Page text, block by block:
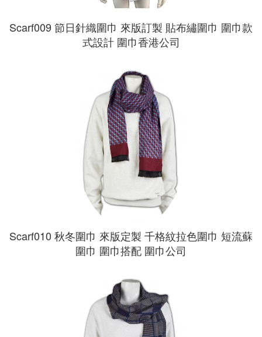
Scarf009 節日針織圍巾 來版訂製 貼布繡圍巾 圍巾款
式設計 圍巾香港公司
Scarf010 秋冬圍巾 來版定製 千格紋拉色圍巾 短流蘇
圍巾 圍巾搭配 圍巾公司